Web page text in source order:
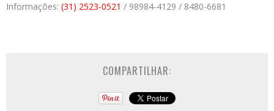
Informações: (31) 2523-0521 / 98984-4129 / 8480-6681
COMPARTILHAR: